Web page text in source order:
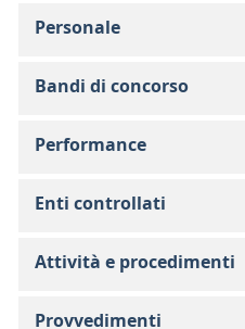
Personale
Bandi di concorso
Performance
Enti controllati
Attività e procedimenti
Provvedimenti